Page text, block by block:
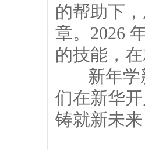
的帮助下
章。2026
的技能，
新年学新
们在新华
铸就新未